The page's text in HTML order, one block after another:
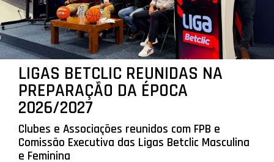
LIGAS BETCLIC REUNIDAS NA
PREPARAÇÃO DA ÉPOCA
2026/2027
Clubes e Associações reunidos com FPB e
Comissão Executiva das Ligas Betclic Masculina
e Feminina